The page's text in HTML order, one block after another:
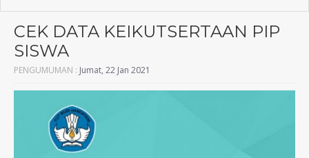
CEK DATA KEIKUTSERTAAN PIP
SISWA
PENGUMUMAN : Jumat, 22 Jan 2021